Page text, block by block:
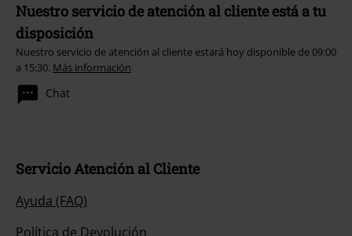
Nuestro servicio de atención al cliente está a tu
disposición
Nuestro servicio de atención al cliente estará hoy disponible de 09:00
a 15:30. Más información
Chat
Servicio Atención al Cliente
Ayuda (FAQ)
Política de Devolución